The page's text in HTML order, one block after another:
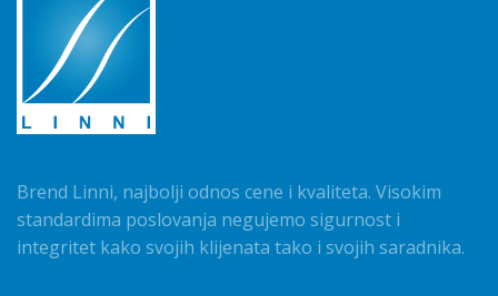
Brend Linni, najbolji odnos cene i kvaliteta. Visokim
standardima poslovanja negujemo sigurnost i
integritet kako svojih klijenata tako i svojih saradnika.